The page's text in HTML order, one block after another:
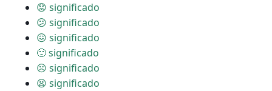
😟 significado
😕 significado
😖 significado
🙁 significado
☹ significado
😫 significado